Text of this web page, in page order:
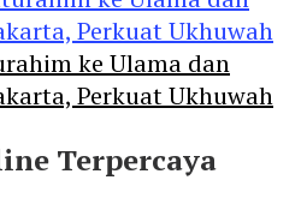
ke Ulama dan
Perkuat Ukhuwah
Terpercaya